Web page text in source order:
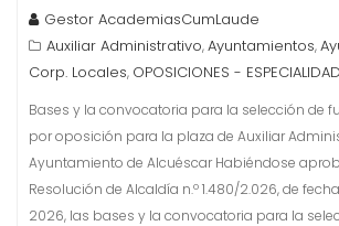
Gestor AcademiasCumLaude
Auxiliar Administrativo,Ayuntamientos,
Corp. Locales, OPOSICIONES -
Bases y la convocatoria para la selección de
por oposición para la plaza de Auxiliar
Ayuntamiento de Alcuéscar Habiéndose
Resolución de Alcaldía n.º 1.480/2.026, de
2026, las bases y la convocatoria para la